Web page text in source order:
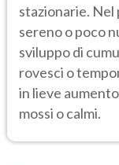
stazionarie. Nel
sereno o poco
sviluppo di
rovesci o
in lieve
mossi o calmi.